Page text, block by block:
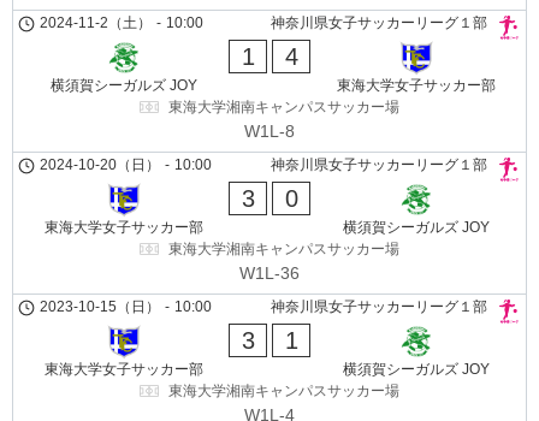
神奈川県女子サッカーリーグ１部
2024-11-2（土） - 10:00
横須賀シーガルズ JOY
1 4
東海大学女子サッカー部
東海大学湘南キャンパスサッカー場
W1L-8
神奈川県女子サッカーリーグ１部
2024-10-20（日） - 10:00
東海大学女子サッカー部
3 0
横須賀シーガルズ JOY
東海大学湘南キャンパスサッカー場
W1L-36
神奈川県女子サッカーリーグ１部
2023-10-15（日） - 10:00
東海大学女子サッカー部
3 1
横須賀シーガルズ JOY
東海大学湘南キャンパスサッカー場
W1L-4